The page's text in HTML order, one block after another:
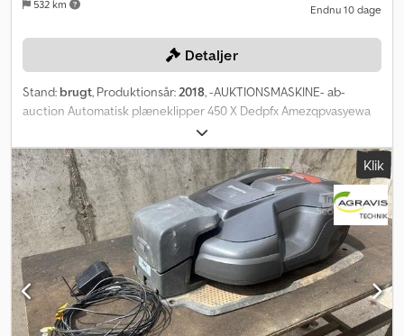
532 km Endnu 10 dage
Detaljer
Stand: brugt, Produktionsår:2018, -AUKTIONSMASKINE- ab-
auction Automatisk plæneklipper 450 X Dedpfx Amezqpvasyewa
Brugt Husqvarna automatisk plæneklipper 450X i
standardudførelse Maksimal arealydelse 5.000 m² Du kan byde på
denne maskine online. Startprisen er 100,00 EUR ekskl. moms.
Registrer dig gratis og byd med. Klik her for at gå til auktionen: ----
- ----- Spændende online auktion! Start med at byde NU! ab-
auction
Klik